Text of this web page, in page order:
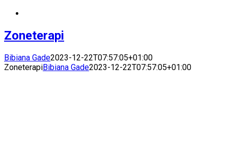
Zoneterapi
Bibiana Gade2023-12-22T07:57:05+01:00
ZoneterapiBibiana Gade2023-12-22T07:57:05+01:00